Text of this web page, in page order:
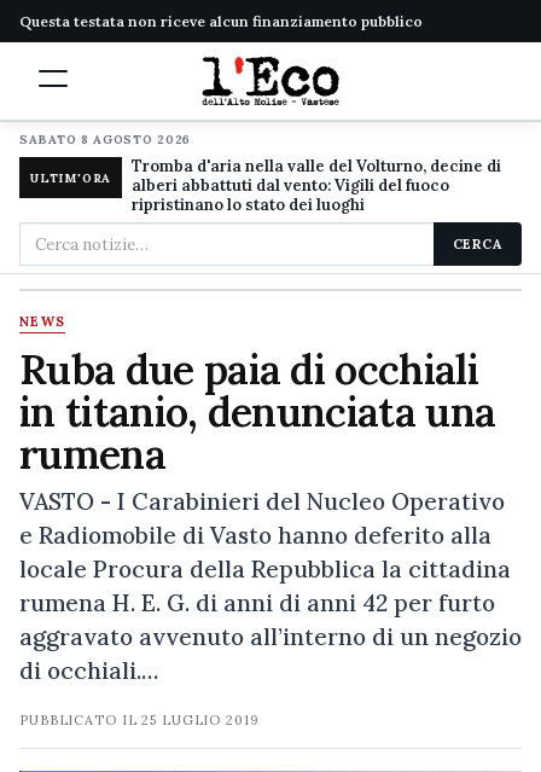
Questa testata non riceve alcun finanziamento pubblico
SABATO 8 AGOSTO 2026
ULTIM'ORA
Tromba d'aria nella valle del Volturno, decine di
alberi abbattuti dal vento: Vigili del fuoco
ripristinano lo stato dei luoghi
Cerca
nel
sito
CERCA
NEWS
Ruba due paia di occhiali
in titanio, denunciata una
rumena
VASTO - I Carabinieri del Nucleo Operativo
e Radiomobile di Vasto hanno deferito alla
locale Procura della Repubblica la cittadina
rumena H. E. G. di anni di anni 42 per furto
aggravato avvenuto all’interno di un negozio
di occhiali.…
PUBBLICATO IL25 LUGLIO 2019